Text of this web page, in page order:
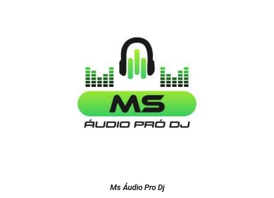
Ms Áudio Pro Dj